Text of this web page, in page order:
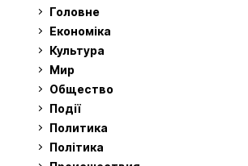
Головне
Економіка
Культура
Мир
Общество
Події
Политика
Політика